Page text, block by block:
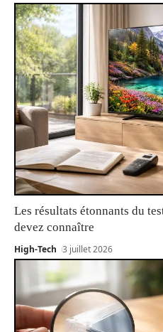
Les résultats étonnants du
devez connaître
High-Tech 3 juillet 2026